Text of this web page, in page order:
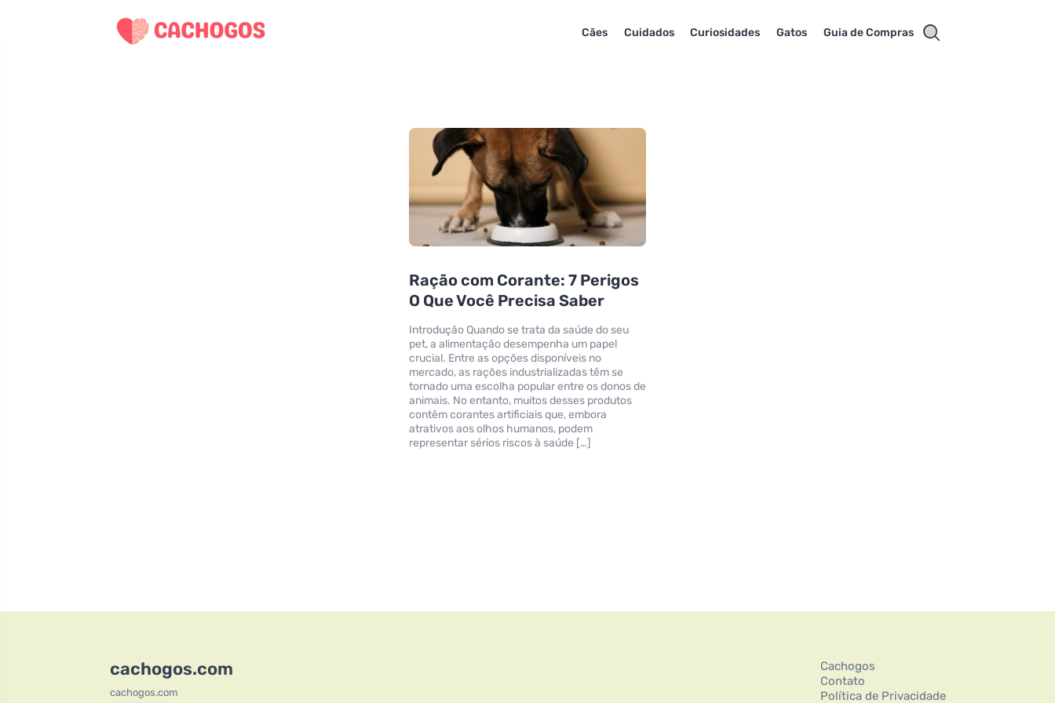
Cães Cuidados Curiosidades Gatos Guia de Compras
Ração com Corante: 7 Perigos
O Que Você Precisa Saber
Introdução Quando se trata da saúde do seu
pet, a alimentação desempenha um papel
crucial. Entre as opções disponíveis no
mercado, as rações industrializadas têm se
tornado uma escolha popular entre os donos de
animais. No entanto, muitos desses produtos
contêm corantes artificiais que, embora
atrativos aos olhos humanos, podem
representar sérios riscos à saúde […]
cachogos.com
cachogos.com
Cachogos
Contato
Política de Privacidade